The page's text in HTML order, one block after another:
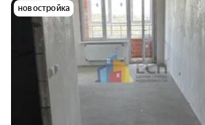
новостройка